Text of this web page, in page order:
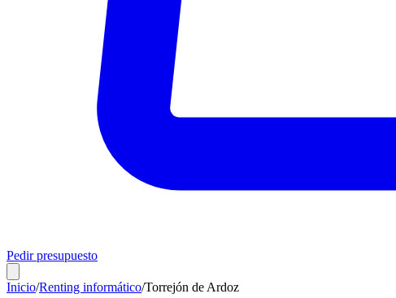
Pedir presupuesto
Inicio/Renting informático/Torrejón de Ardoz